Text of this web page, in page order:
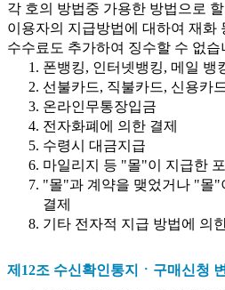
각 호의 방법중 가용한 방법으로
이용자의 지급방법에 대하여 재화
수수료도 추가하여 징수할 수 없습
폰뱅킹, 인터넷뱅킹, 메일 뱅
선불카드, 직불카드, 신용카
온라인무통장입금
전자화폐에 의한 결제
수령시 대금지급
마일리지 등 "몰"이 지급한
"몰"과 계약을 맺었거나 "몰"
결제
기타 전자적 지급 방법에 의
제12조 수신확인통지ㆍ구매신청